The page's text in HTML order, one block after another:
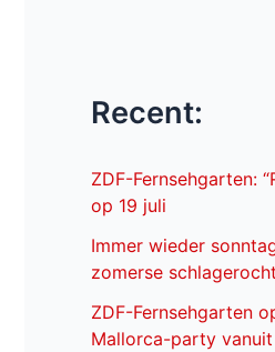
Recent:
ZDF-Fernsehgarten:
op 19 juli
Immer wieder
zomerse
ZDF-Fernsehgarten
Mallorca-party